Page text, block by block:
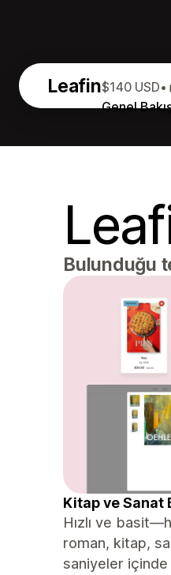
Leafin
Genel
$140 USD•
Bulunduğu
Kitap ve Sanat
Hızlı ve
roman, kitap,
saniyeler